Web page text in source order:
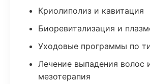
Криолиполиз и кавитация
Биоревитализация и
Уходовые программы по
Лечение выпадения волос
мезотерапия